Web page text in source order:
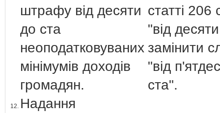
штрафу від десяти
до ста
неоподатковуваних
мінімумів доходів
громадян.
статті 206
"від
замінити
"від
ста".
12. Надання